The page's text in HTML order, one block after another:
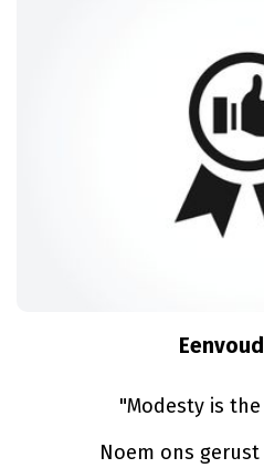
"Modesty is
Noem ons